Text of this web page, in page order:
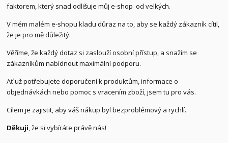
faktorem, který snad odlišuje můj e-shop od velkých.
V mém malém e-shopu kladu důraz na to, aby se každý zákazník cítil,
že je pro mě důležitý.
Věříme, že každý dotaz si zaslouží osobní přístup, a snažím se
zákazníkům nabídnout maximální podporu.
Ať už potřebujete doporučení k produktům, informace o
objednávkách nebo pomoc s vracením zboží, jsem tu pro vás.
Cílem je zajistit, aby váš nákup byl bezproblémový a rychlí.
Děkuji , že si vybíráte právě nás!